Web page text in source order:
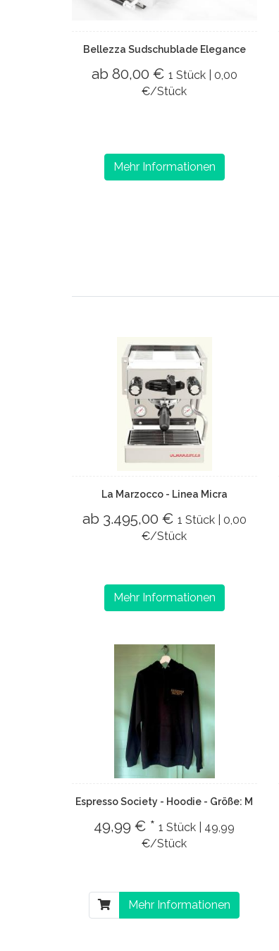
Bellezza Sudschublade Elegance
ab 80,00 € 1 Stück | 0,00
€/Stück
Mehr Informationen
La Marzocco - Linea Micra
ab 3.495,00 € 1 Stück | 0,00
€/Stück
Mehr Informationen
Espresso Society - Hoodie - Größe: M
49,99 € *1 Stück | 49,99
€/Stück
Mehr Informationen